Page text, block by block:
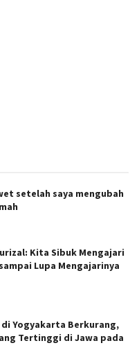
setelah saya mengubah
Kita Sibuk Mengajari
Lupa Mengajarinya
Yogyakarta Berkurang,
Tertinggi di Jawa pada